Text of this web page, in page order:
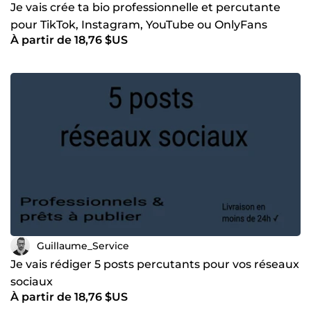
Je vais crée ta bio professionnelle et percutante
pour TikTok, Instagram, YouTube ou OnlyFans
À partir de 18,76 $US
Guillaume_Service
Je vais rédiger 5 posts percutants pour vos réseaux
sociaux
À partir de 18,76 $US